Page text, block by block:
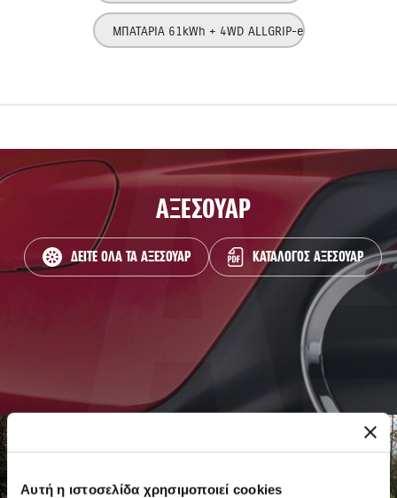
Αυτή η ιστοσελίδα χρησιμοποιεί cookies
ΜΠΑΤΑΡΙΑ 61kWh + 4WD ALLGRIP-e
ΑΞΕΣΟΥΑΡ
ΔΕΙΤΕ ΟΛΑ ΤΑ ΑΞΕΣΟΥΑΡ ΚΑΤΑΛΟΓΟΣ ΑΞΕΣΟΥΑΡ